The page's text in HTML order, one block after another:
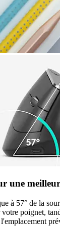
une
à 57° de la
votre poignet,